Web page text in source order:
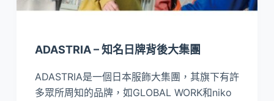
ADASTRIA – 知名日牌背後大集團
ADASTRIA是一個日本服飾大集團，其旗下有許
多眾所周知的品牌，如GLOBAL WORK和niko